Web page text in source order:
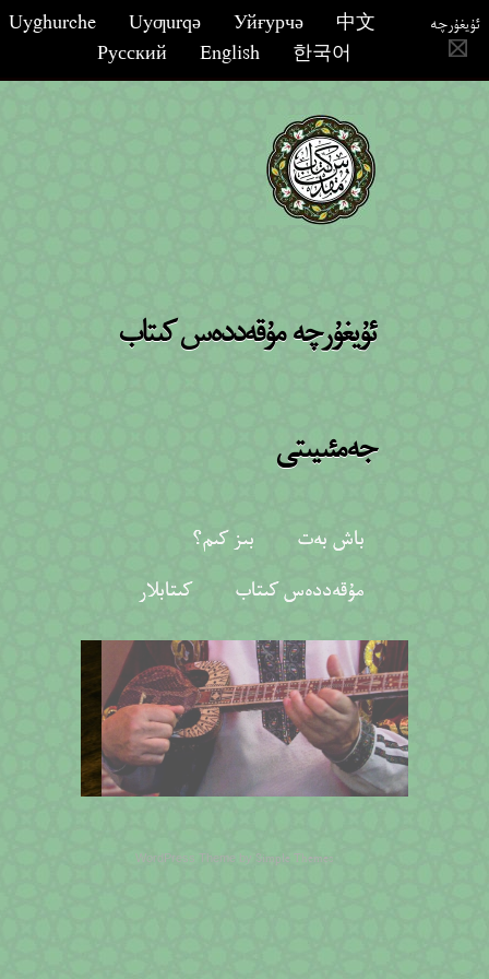
ئۇيغۇرچە Uyghurche Uyƣurqә Уйғурчә
中文
Русский
English 한국어
ئۇيغۇرچە مۇقەددەس كىتاب
جەمئىيىتى
باش بەت
بىز كىم؟
مۇقەددەس كىتاب
كىتابلار
WordPress Theme by Simple Themes